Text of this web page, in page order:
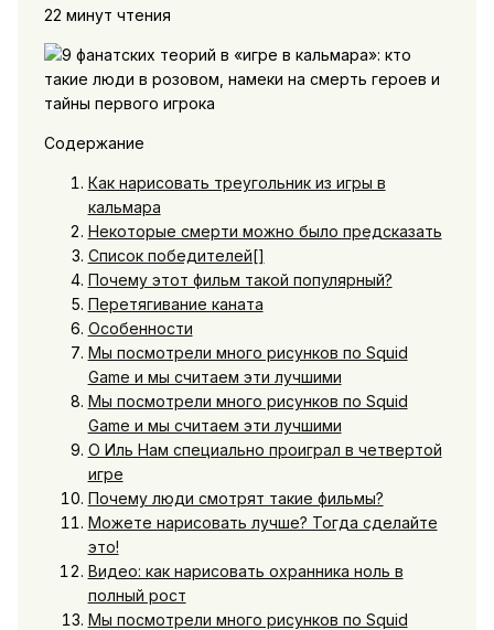
22 минут чтения
Содержание
Как нарисовать треугольник из игры в
кальмара
Некоторые смерти можно было предсказать
Список победителей[]
Почему этот фильм такой популярный?
Перетягивание каната
Особенности
Мы посмотрели много рисунков по Squid
Game и мы считаем эти лучшими
Мы посмотрели много рисунков по Squid
Game и мы считаем эти лучшими
О Иль Нам специально проиграл в четвертой
игре
Почему люди смотрят такие фильмы?
Можете нарисовать лучше? Тогда сделайте
это!
Видео: как нарисовать охранника ноль в
полный рост
Мы посмотрели много рисунков по Squid